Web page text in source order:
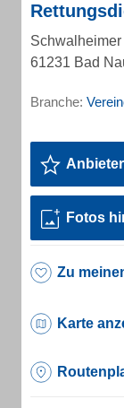
Schwalheimer
61231 Bad
Branche:
Fotos
Zu
Karte